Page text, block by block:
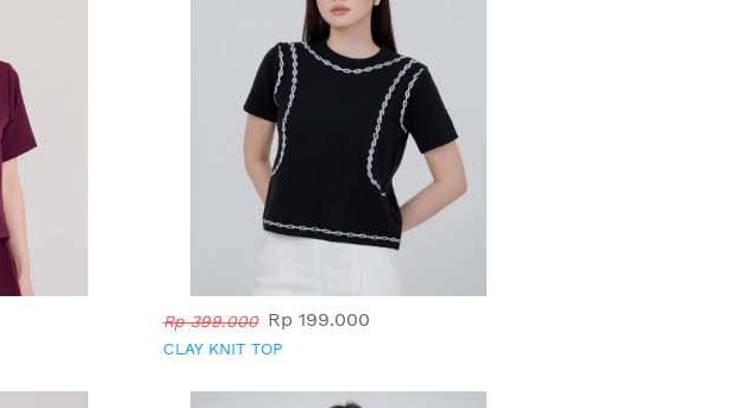
Rp 399.000 Rp 199.000
CLAY KNIT TOP